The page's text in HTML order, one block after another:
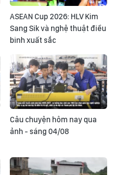
ASEAN Cup 2026: HLV Kim
Sang Sik và nghệ thuật điều
binh xuất sắc
Câu chuyện hôm nay qua
ảnh - sáng 04/08